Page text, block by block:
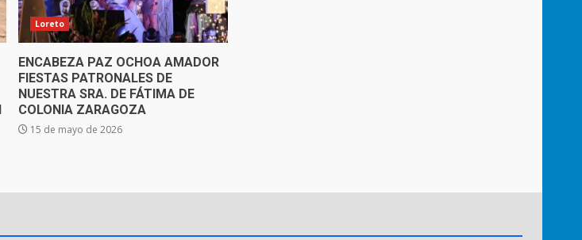
Loreto
ENCABEZA PAZ OCHOA AMADOR
FIESTAS PATRONALES DE
NUESTRA SRA. DE FÁTIMA DE
COLONIA ZARAGOZA
15 de mayo de 2026